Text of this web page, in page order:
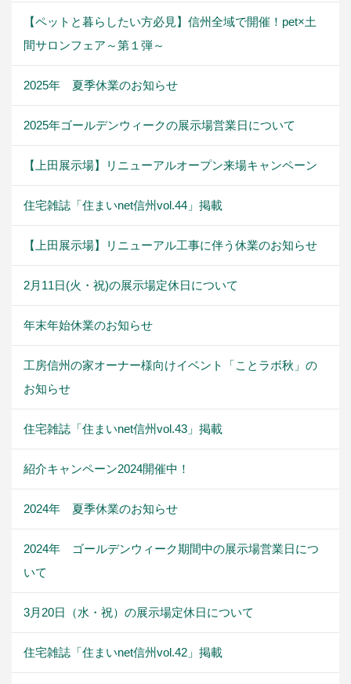
【ペットと暮らしたい方必見】信州全域で開催！pet×土
間サロンフェア～第１弾～
2025年 夏季休業のお知らせ
2025年ゴールデンウィークの展示場営業日について
【上田展示場】リニューアルオープン来場キャンペーン
住宅雑誌「住まいnet信州vol.44」掲載
【上田展示場】リニューアル工事に伴う休業のお知らせ
2月11日(火・祝)の展示場定休日について
年末年始休業のお知らせ
工房信州の家オーナー様向けイベント「ことラボ秋」の
お知らせ
住宅雑誌「住まいnet信州vol.43」掲載
紹介キャンペーン2024開催中！
2024年 夏季休業のお知らせ
2024年 ゴールデンウィーク期間中の展示場営業日につ
いて
3月20日（水・祝）の展示場定休日について
住宅雑誌「住まいnet信州vol.42」掲載